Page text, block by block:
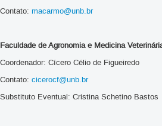
Contato: macarmo@unb.br
Faculdade de Agronomia e Medicina
Coordenador: Cícero Célio de Figueiredo
Contato: cicerocf@unb.br
Substituto Eventual: Cristina Schetino Bastos